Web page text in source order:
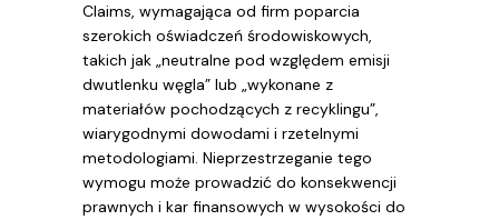
Claims, wymagająca od firm poparcia
szerokich oświadczeń środowiskowych,
takich jak „neutralne pod względem emisji
dwutlenku węgla” lub „wykonane z
materiałów pochodzących z recyklingu”,
wiarygodnymi dowodami i rzetelnymi
metodologiami. Nieprzestrzeganie tego
wymogu może prowadzić do konsekwencji
prawnych i kar finansowych w wysokości do